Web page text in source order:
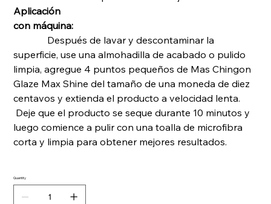
Aplicación
con máquina:
Después de lavar y descontaminar la
superficie, use una almohadilla de acabado o pulido
limpia, agregue 4 puntos pequeños de Mas Chingon
Glaze Max Shine del tamaño de una moneda de diez
centavos y extienda el producto a velocidad lenta.
Deje que el producto se seque durante 10 minutos y
luego comience a pulir con una toalla de microfibra
corta y limpia para obtener mejores resultados.
Quantity